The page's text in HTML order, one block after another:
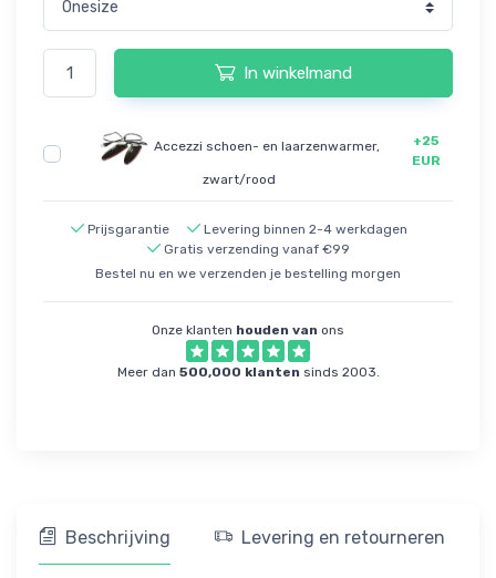
In winkelmand
Accezzi schoen- en laarzenwarmer,
zwart/rood
+25
EUR
Prijsgarantie
Levering binnen 2-4 werkdagen
Gratis verzending vanaf €99
Bestel nu en we verzenden je bestelling morgen
Onze klanten houden van ons
Meer dan 500,000 klanten sinds 2003.
Beschrijving Levering en retourneren